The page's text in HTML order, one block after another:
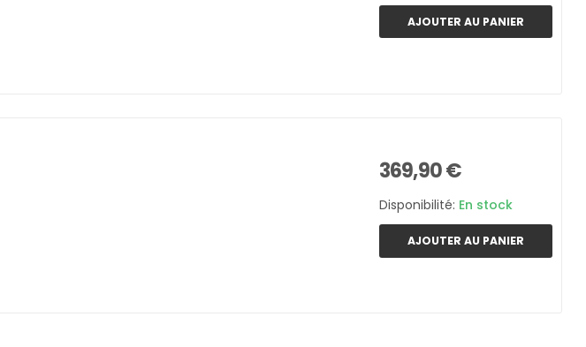
AJOUTER AU PANIER
369,90 €
Disponibilité: En stock
AJOUTER AU PANIER